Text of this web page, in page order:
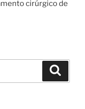
cirúrgico de